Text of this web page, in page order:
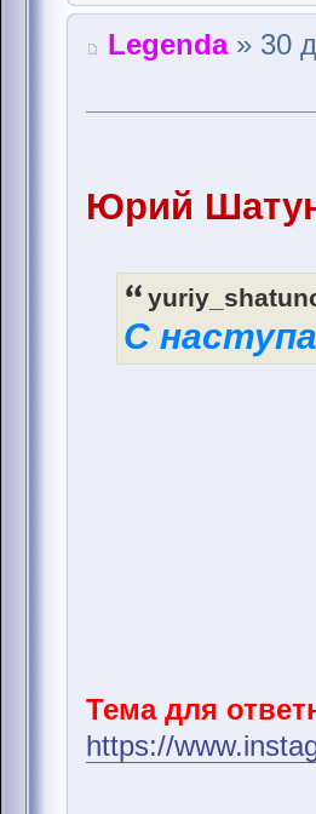
Legenda» 30
Юрий
С
Тема для
https://